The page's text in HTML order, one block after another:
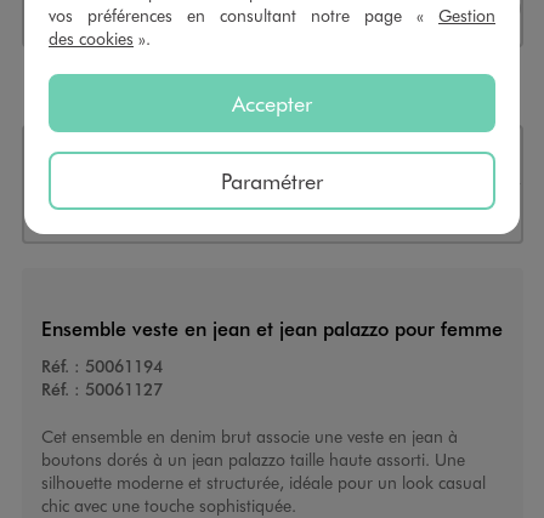
+36 pointsgrâce à cet achat
RetoursOFFERTS30 jours
Ensemble veste en jean et jean palazzo pour femme
Réf. : 50061194
Réf. : 50061127
Cet ensemble en denim brut associe une veste en jean à
boutons dorés à un jean palazzo taille haute assorti. Une
silhouette moderne et structurée, idéale pour un look casual
chic avec une touche sophistiquée.
vos préférences en consultant notre page « Gestion
des cookies ».
Accepter
Paramétrer